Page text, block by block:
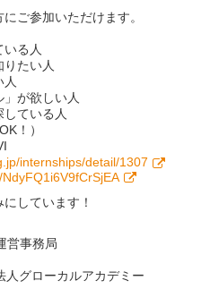
ご参加いただけます。
いる人
りたい人
人
」が欲しい人
している人
！）
internships/detail/1307
しています！
営事務局
人グローカルアカデミー